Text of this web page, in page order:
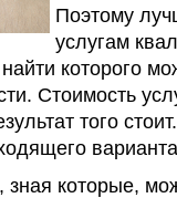
Поэтому
услугам
которого
Стоимость
того
которые,